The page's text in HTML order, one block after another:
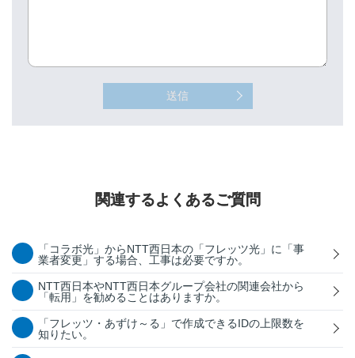
送信
関連するよくあるご質問
「コラボ光」からNTT西日本の「フレッツ光」に「事
業者変更」する場合、工事は必要ですか。
NTT西日本やNTT西日本グループ会社の関連会社から
「転用」を勧めることはありますか。
「フレッツ・あずけ～る」で作成できるIDの上限数を
知りたい。